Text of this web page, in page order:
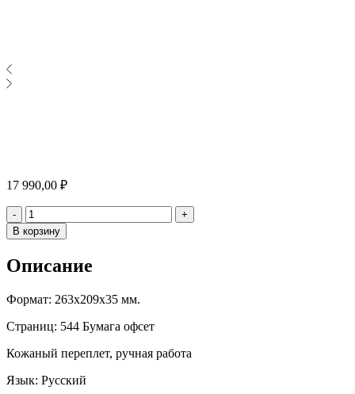
17 990,00 ₽
- Количество
+
В корзину
Описание
Формат: 263x209x35 мм.
Страниц: 544 Бумага офсет
Кожаный переплет, ручная работа
Язык: Русский